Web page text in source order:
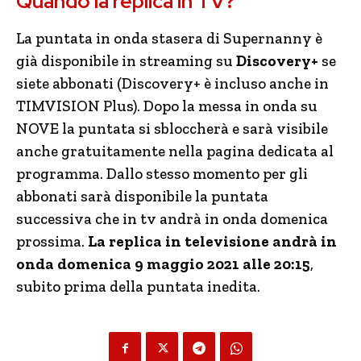
La puntata in onda stasera di Supernanny è
già disponibile in streaming su Discovery+ se
siete abbonati (Discovery+ è incluso anche in
TIMVISION Plus). Dopo la messa in onda su
NOVE la puntata si sbloccherà e sarà visibile
anche gratuitamente nella pagina dedicata al
programma. Dallo stesso momento per gli
abbonati sarà disponibile la puntata
successiva che in tv andrà in onda domenica
prossima. La replica in televisione andrà in
onda domenica 9 maggio 2021 alle 20:15,
subito prima della puntata inedita.